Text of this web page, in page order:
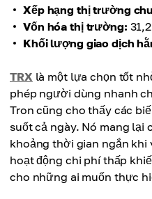
Xếp hạng thị trường
Vốn hóa thị trường:
Khối lượng giao dịch
TRX là một lựa chọn tốt
phép người dùng nhanh
Tron cũng cho thấy các
suốt cả ngày. Nó mang
khoảng thời gian ngắn khi
hoạt động chi phí thấp
cho những ai muốn thực